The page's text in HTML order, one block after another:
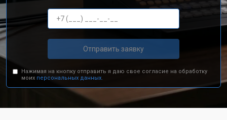
Отправить заявку
Нажимая на кнопку отправить я даю свое согласие на обработку
моих персональных данных.